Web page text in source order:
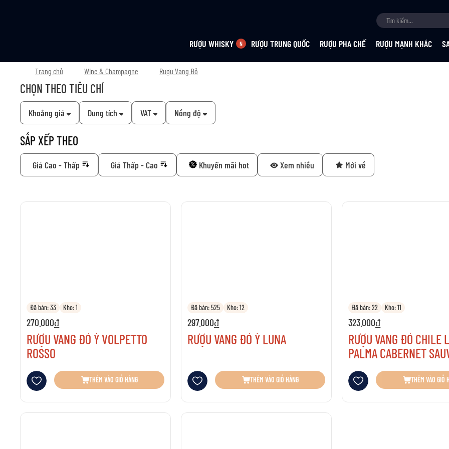
RƯỢU WHISKY RƯỢU TRUNG QUỐC RƯỢU PHA CHẾ RƯỢU MẠNH KHÁC
Trang chủ Wine & Champagne Rượu Vang Đỏ
CHỌN THEO TIÊU CHÍ
Khoảng giá Dung tích VAT Nồng độ
SẮP XẾP THEO
Giá Cao - Thấp Giá Thấp - Cao Khuyến mãi hot Xem nhiều Mới về
Đã bán: 33 Kho: 1
270.000₫
RƯỢU VANG ĐỎ Ý VOLPETTO
ROSSO
Thêm vào danh sách yêu thích
THÊM VÀO GIỎ HÀNG
Đã bán: 525 Kho: 12
297.000₫
RƯỢU VANG ĐỎ Ý LUNA
Thêm vào danh sách yêu thích
THÊM VÀO GIỎ HÀNG
Đã bán: 22 Kho: 11
323.000₫
RƯỢU VANG ĐỎ CHILE
PALMA CABERNET
Thêm vào danh sách yêu thích
THÊM VÀO GIỎ
TÔI ĐÃ ĐỦ 18 TUỔI